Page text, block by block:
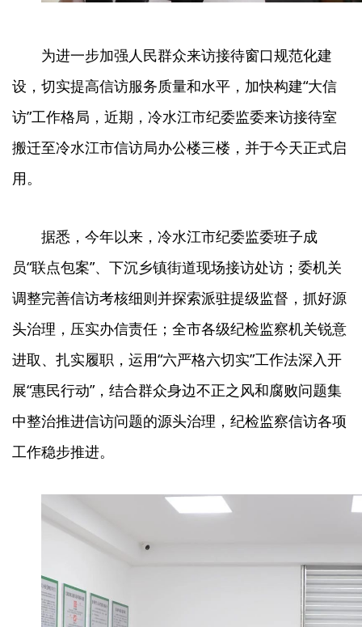
为进一步加强人民群众来访接待窗口规范化建
设，切实提高信访服务质量和水平，加快构建“大信
访”工作格局，近期，冷水江市纪委监委来访接待室
搬迁至冷水江市信访局办公楼三楼，并于今天正式启
用。
据悉，今年以来，冷水江市纪委监委班子成
员“联点包案”、下沉乡镇街道现场接访处访；委机关
调整完善信访考核细则并探索派驻提级监督，抓好源
头治理，压实办信责任；全市各级纪检监察机关锐意
进取、扎实履职，运用“六严格六切实”工作法深入开
展“惠民行动”，结合群众身边不正之风和腐败问题集
中整治推进信访问题的源头治理，纪检监察信访各项
工作稳步推进。